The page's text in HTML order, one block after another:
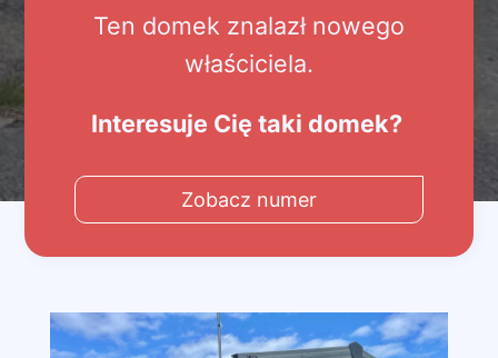
Ten domek znalazł nowego
właściciela.
Interesuje Cię taki domek?
Zobacz numer